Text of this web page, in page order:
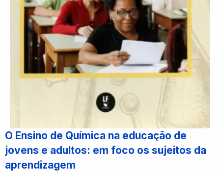
O Ensino de Química na educação de
jovens e adultos: em foco os sujeitos da
aprendizagem